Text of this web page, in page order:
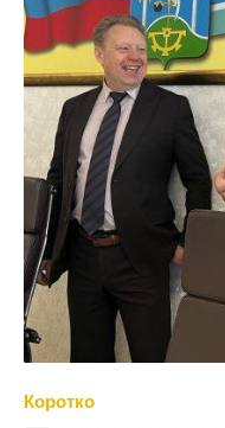
Коротко